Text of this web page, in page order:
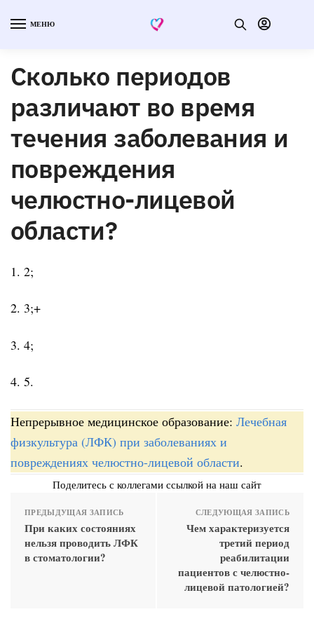
МЕНЮ
Сколько периодов
различают во время
течения заболевания и
повреждения
челюстно-лицевой
области?
1. 2;
2. 3;+
3. 4;
4. 5.
Непрерывное медицинское образование: Лечебная
физкультура (ЛФК) при заболеваниях и
повреждениях челюстно-лицевой области.
Поделитесь с коллегами ссылкой на наш сайт
ПРЕДЫДУЩАЯ ЗАПИСЬ
При каких состояниях
нельзя проводить ЛФК
в стоматологии?
СЛЕДУЮЩАЯ ЗАПИСЬ
Чем характеризуется
третий период
реабилитации
пациентов с челюстно-
лицевой патологией?